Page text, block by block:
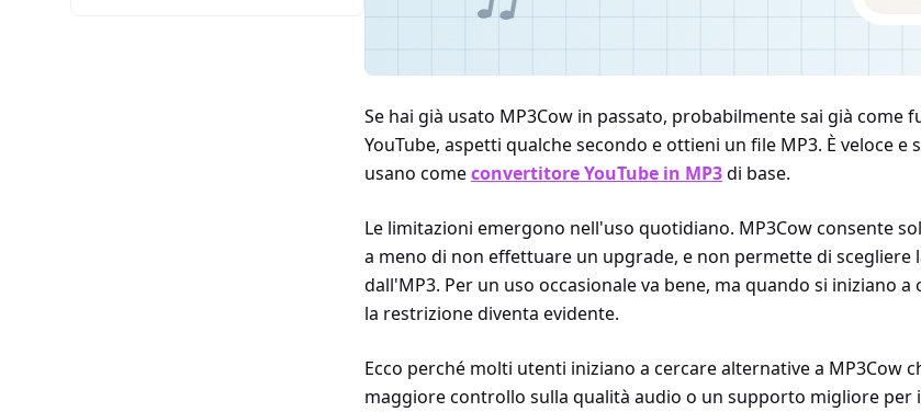
Se hai già usato MP3Cow in passato, probabilmente sai già come
YouTube, aspetti qualche secondo e ottieni un file MP3. È veloce
usano comeconvertitore YouTube in MP3di base.
Le limitazioni emergono nell'uso quotidiano. MP3Cow consente
a meno di non effettuare un upgrade, e non permette di
dall'MP3. Per un uso occasionale va bene, ma quando si iniziano
la restrizione diventa evidente.
Ecco perché molti utenti iniziano a cercare alternative a MP3Cow
maggiore controllo sulla qualità audio o un supporto migliore per